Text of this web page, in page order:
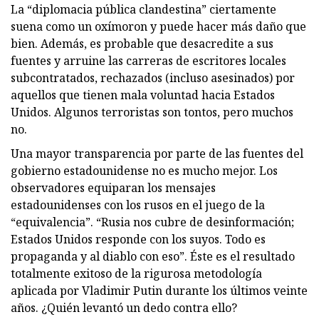
La “diplomacia pública clandestina” ciertamente
suena como un oxímoron y puede hacer más daño que
bien. Además, es probable que desacredite a sus
fuentes y arruine las carreras de escritores locales
subcontratados, rechazados (incluso asesinados) por
aquellos que tienen mala voluntad hacia Estados
Unidos. Algunos terroristas son tontos, pero muchos
no.
Una mayor transparencia por parte de las fuentes del
gobierno estadounidense no es mucho mejor. Los
observadores equiparan los mensajes
estadounidenses con los rusos en el juego de la
“equivalencia”. “Rusia nos cubre de desinformación;
Estados Unidos responde con los suyos. Todo es
propaganda y al diablo con eso”. Éste es el resultado
totalmente exitoso de la rigurosa metodología
aplicada por Vladimir Putin durante los últimos veinte
años. ¿Quién levantó un dedo contra ello?